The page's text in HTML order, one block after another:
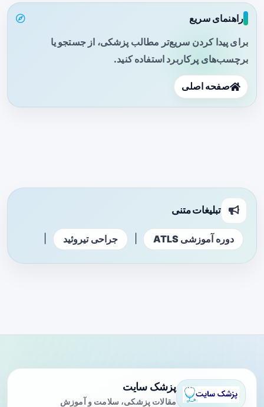
راهنمای سریع
برای پیدا کردن سریع‌تر مطالب پزشکی، از جستجو یا
برچسب‌های پرکاربرد استفاده کنید.
صفحه اصلی
تبلیغات متنی
دوره آموزشی ATLS جراحی تیروئید
پزشک سایت
مقالات پزشکی، سلامت و آموزش